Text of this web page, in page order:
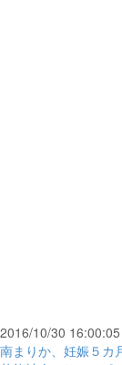
2016/10/30 16:00:05
南まりか、妊娠５カ